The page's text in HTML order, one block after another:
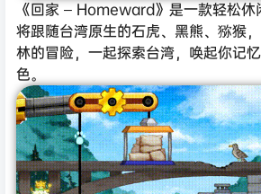
《回家 – Homeward》是一款轻松休
将跟随台湾原生的石虎、黑熊、猕猴
林的冒险，一起探索台湾，唤起你记
色。